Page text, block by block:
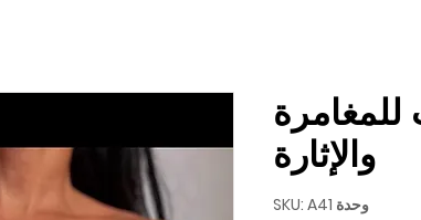
والإثارة
وحدة SKU: A41